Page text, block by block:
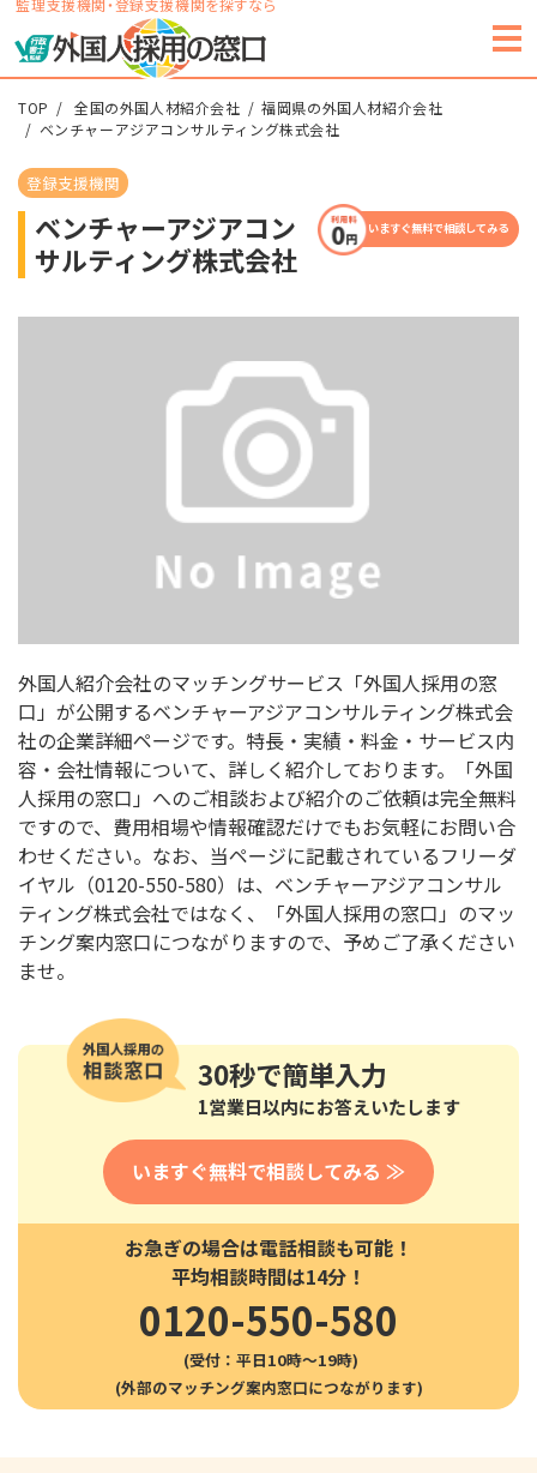
監理支援機関・登録支援機関を探すなら
TOP 全国の外国人材紹介会社
福岡県の外国人材紹介会社
ベンチャーアジアコンサルティング株式会社
登録支援機関
ベンチャーアジアコン
サルティング株式会社
いますぐ無料で相談してみる
外国人紹介会社のマッチングサービス「外国人採用の窓
口」が公開するベンチャーアジアコンサルティング株式会
社の企業詳細ページです。特長・実績・料金・サービス内
容・会社情報について、詳しく紹介しております。「外国
人採用の窓口」へのご相談および紹介のご依頼は完全無料
ですので、費用相場や情報確認だけでもお気軽にお問い合
わせください。なお、当ページに記載されているフリーダ
イヤル（0120-550-580）は、ベンチャーアジアコンサル
ティング株式会社ではなく、「外国人採用の窓口」のマッ
チング案内窓口につながりますので、予めご了承ください
ませ。
30秒で簡単入力
1営業日以内にお答えいたします
いますぐ無料で相談してみる ≫
お急ぎの場合は電話相談も可能！
平均相談時間は14分！
0120-550-580
(受付：平日10時〜19時)